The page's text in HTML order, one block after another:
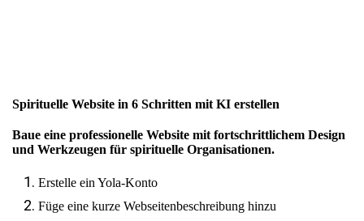
Spirituelle Website in 6 Schritten mit KI erstellen
Baue eine professionelle Website mit fortschrittlichem Design
und Werkzeugen für spirituelle Organisationen.
Erstelle ein Yola-Konto
Füge eine kurze Webseitenbeschreibung hinzu